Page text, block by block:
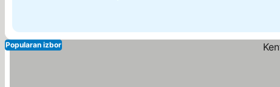
Popularan izbor